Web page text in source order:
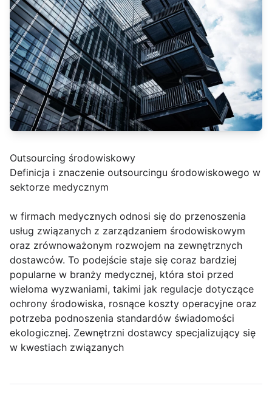
Outsourcing środowiskowy
Definicja i znaczenie outsourcingu środowiskowego w
sektorze medycznym
w firmach medycznych odnosi się do przenoszenia
usług związanych z zarządzaniem środowiskowym
oraz zrównoważonym rozwojem na zewnętrznych
dostawców. To podejście staje się coraz bardziej
popularne w branży medycznej, która stoi przed
wieloma wyzwaniami, takimi jak regulacje dotyczące
ochrony środowiska, rosnące koszty operacyjne oraz
potrzeba podnoszenia standardów świadomości
ekologicznej. Zewnętrzni dostawcy specjalizujący się
w kwestiach związanych